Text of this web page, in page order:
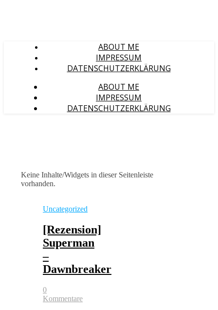
ABOUT ME
IMPRESSUM
DATENSCHUTZERKLÄRUNG
ABOUT ME
IMPRESSUM
DATENSCHUTZERKLÄRUNG
Keine Inhalte/Widgets in dieser Seitenleiste
vorhanden.
Uncategorized
[Rezension]
Superman
–
Dawnbreaker
0
Kommentare